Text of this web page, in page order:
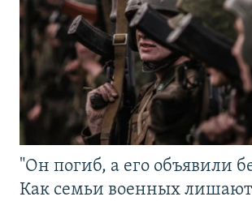
"Он погиб, а его объявили
Как семьи военных